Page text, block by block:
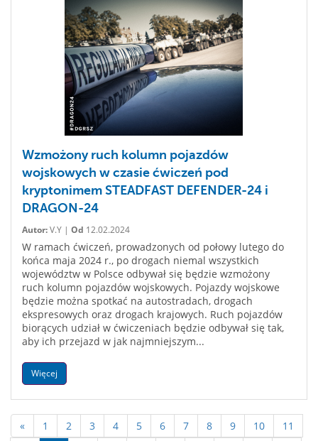
Wzmożony ruch kolumn pojazdów
wojskowych w czasie ćwiczeń pod
kryptonimem STEADFAST DEFENDER-24 i
DRAGON-24
Autor:V.Y | Od 12.02.2024
W ramach ćwiczeń, prowadzonych od połowy lutego do
końca maja 2024 r., po drogach niemal wszystkich
województw w Polsce odbywał się będzie wzmożony
ruch kolumn pojazdów wojskowych. Pojazdy wojskowe
będzie można spotkać na autostradach, drogach
ekspresowych oraz drogach krajowych. Ruch pojazdów
biorących udział w ćwiczeniach będzie odbywał się tak,
aby ich przejazd w jak najmniejszym...
Więcej
« 1 2 3 4 5 6 7 8 9 10 11